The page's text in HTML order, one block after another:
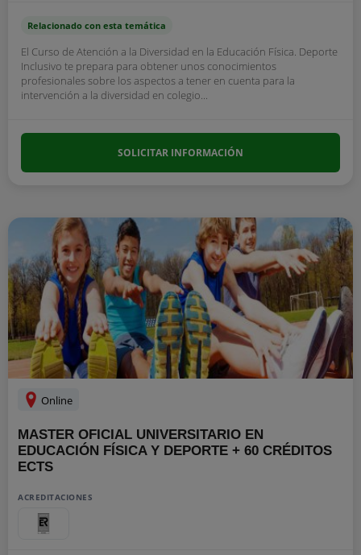
Relacionado con esta temática
El Curso de Atención a la Diversidad en la Educación Física. Deporte
Inclusivo te prepara para obtener unos conocimientos
profesionales sobre los aspectos a tener en cuenta para la
intervención a la diversidad en colegio...
SOLICITAR INFORMACIÓN
Online
MASTER OFICIAL UNIVERSITARIO EN
EDUCACIÓN FÍSICA Y DEPORTE + 60 CRÉDITOS
ECTS
ACREDITACIONES